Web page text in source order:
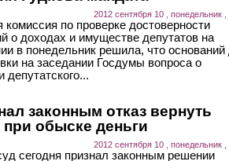
2012 сентября 10 , понедельник ,
комиссия по проверке достоверности
о доходах и имуществе депутатов на
в понедельник решила, что оснований
на заседании Госдумы вопроса о
депутатского...
законным отказ вернуть
обыске деньги
2012 сентября 10 , понедельник ,
сегодня признал законным решении